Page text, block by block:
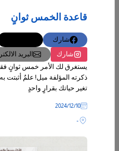
قاعدة الخمس ثوانٍ
شارك
شارك
البريد
يستغرق لك الأمر خمس ثوانٍ
ذكرته المؤلفة ميل! علمٌ أثبتت
تغير حياتك بقرارٍ واحدٍ
10‏/12‏/2024
-